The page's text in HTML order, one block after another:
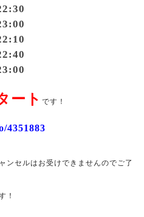
ートです！
4351883
ンセルはお受けできませんのでご了
！